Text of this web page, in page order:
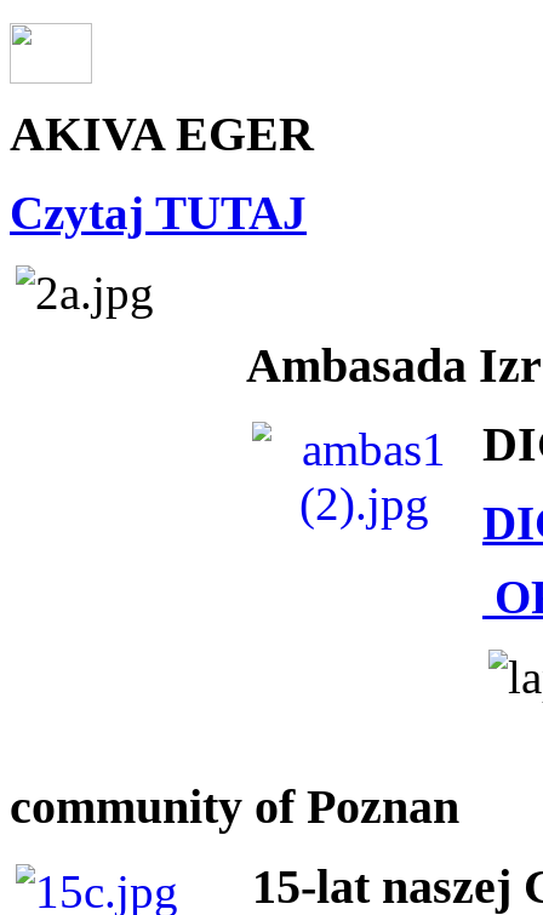
AKIVA EGER
Czytaj TUTAJ
Ambasada
community of Poznan
15-lat naszej